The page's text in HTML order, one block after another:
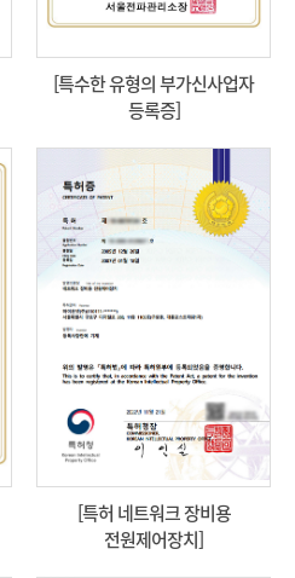
[특수한 유형의 부가신사업자
등록증]
[특허 네트워크 장비용
전원제어장치]